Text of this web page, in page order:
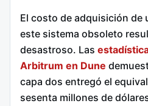
El costo de adquisición de
este sistema obsoleto
desastroso. Las
Arbitrum en Dune
capa dos entregó el
sesenta millones de